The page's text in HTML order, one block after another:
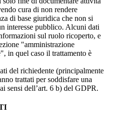
cura di non rendere
di base giuridica che non si
interesse pubblico. Alcuni dati
sul ruolo ricoperto, e
"amministrazione
in quel caso il trattamento è
del richiedente (principalmente
trattati per soddisfare una
sensi dell’art. 6 b) del GDPR.